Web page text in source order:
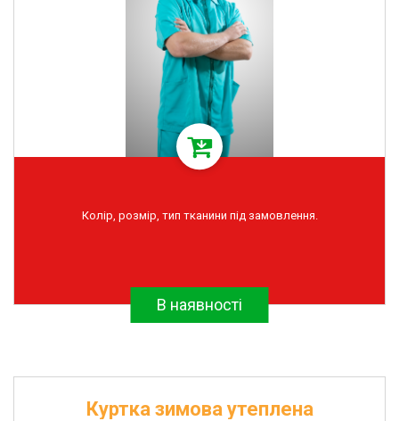
Колір, розмір, тип тканини під замовлення.
В наявності
Куртка зимова утеплена